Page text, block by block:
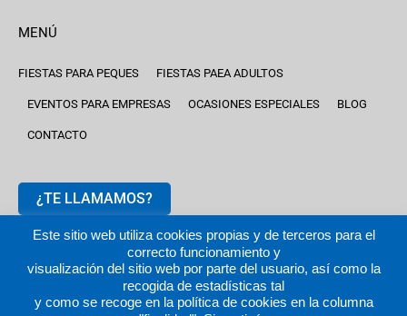
MENÚ
FIESTAS PARA PEQUES FIESTAS PAEA ADULTOS
EVENTOS PARA EMPRESAS OCASIONES ESPECIALES BLOG
CONTACTO
¿TE LLAMAMOS?
2024 © fiestastempranito.com | Todos los derechos reservados
Este sitio web utiliza cookies propias y de terceros para el
correcto funcionamiento y
visualización del sitio web por parte del usuario, así como la
recogida de estadísticas tal
y como se recoge en la política de cookies en la columna